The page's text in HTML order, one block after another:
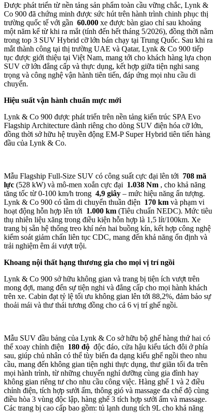
Được phát triển từ nền tảng sản phẩm toàn cầu vững chắc, Lynk &
Co 900 đã chứng minh được sức hút trên hành trình chinh phục thị
trường quốc tế với gần 60.000 xe được bàn giao chỉ sau khoảng
một năm kể từ khi ra mắt (tính đến hết tháng 5/2026), đồng thời nằm
trong top 3 SUV Hybrid cỡ lớn bán chạy tại Trung Quốc. Sau khi ra
mắt thành công tại thị trường UAE và Qatar, Lynk & Co 900 tiếp
tục được giới thiệu tại Việt Nam, mang tới cho khách hàng lựa chọn
SUV cỡ lớn đẳng cấp và thực dụng, kết hợp giữa tiện nghi sang
trọng và công nghệ vận hành tiên tiến, đáp ứng mọi nhu cầu di
chuyển.
Hiệu suất vận hành chuẩn mực mới
Lynk & Co 900 được phát triển trên nền tảng kiến trúc SPA Evo
Flagship Architecture dành riêng cho dòng SUV điện hóa cỡ lớn,
đồng thời sở hữu hệ truyền động EM-P Super Hybrid tiên tiến hàng
đầu của Lynk & Co.
Mẫu Flagship Full-Size SUV có công suất cực đại lên tới 708 mã
lực (528 kW) và mô-men xoắn cực đại 1.038 Nm , cho khả năng
tăng tốc từ 0-100 km/h trong 4,9 giây – mức hiệu năng ấn tượng.
Lynk & Co 900 có tầm di chuyển thuần điện 170 km và phạm vi
hoạt động hỗn hợp lên tới 1.000 km (Tiêu chuẩn NEDC). Mức tiêu
thụ nhiên liệu xăng trong điều kiện hỗn hợp là 1,5 lít/100km. Xe
trang bị sẵn hệ thống treo khí nén hai buồng kín, kết hợp công nghệ
kiểm soát giảm chấn liên tục CDC, mang đến khả năng ổn định và
trải nghiệm êm ái vượt trội.
Khoang nội thất hạng thương gia cho mọi vị trí ngồi
Lynk & Co 900 sở hữu không gian và trang bị tiện ích vượt trên
mong đợi, mang đến sự tiện nghi và đẳng cấp cho mọi hành khách
trên xe. Cabin đạt tỷ lệ tối ưu không gian lên tới 88,2%, đảm bảo sự
thoải mái và thư thái tương đồng cho cả 6 vị trí ghế ngồi.
Mẫu SUV đầu bảng của Lynk & Co sở hữu bộ ghế hàng thứ hai có
thể xoay chỉnh điện 180 độ độc đáo, cửa hậu kiểu tách đôi ở phía
sau, giúp chủ nhân có thể tùy biến đa dạng kiểu ghế ngồi theo nhu
cầu, mang đến không gian tiện nghi thực dụng, thư giãn tối đa trên
mọi hành trình, từ những chuyến nghỉ dưỡng cùng gia đình hay
không gian riêng tư cho nhu cầu công việc. Hàng ghế 1 và 2 điều
chỉnh điện, tích hợp sưởi ấm, thông gió và massage đa chế độ cùng
điều hòa 3 vùng độc lập, hàng ghế 3 tích hợp sưởi ấm và massage.
Các trang bị cao cấp bao gồm: tủ lạnh dung tích 9L cho khả năng